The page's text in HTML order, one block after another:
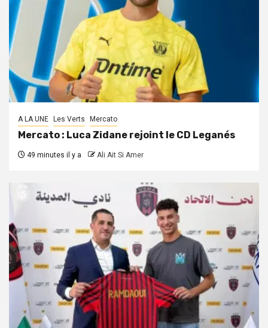
A LA UNE Les Verts Mercato
Mercato : Luca Zidane rejoint le CD Leganés
49 minutes il y a Ali Ait Si Amer